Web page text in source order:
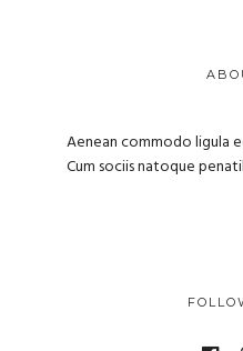
Aenean commodo ligula
Cum sociis natoque